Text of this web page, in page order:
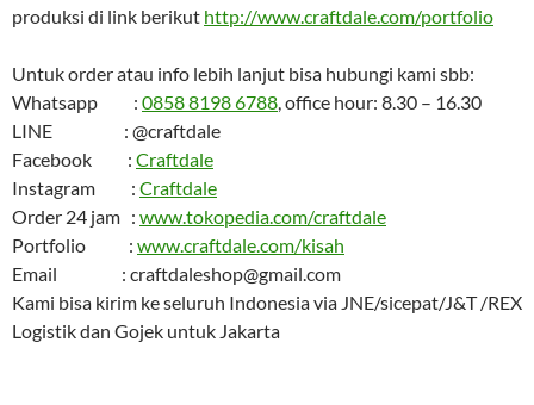
produksi di link berikut http://www.craftdale.com/portfolio
Untuk order atau info lebih lanjut bisa hubungi kami sbb:
Whatsapp : 0858 8198 6788 , office hour: 8.30 – 16.30
LINE : @craftdale
Facebook : Craftdale
Instagram : Craftdale
Order 24 jam : www.tokopedia.com/craftdale
Portfolio : www.craftdale.com/kisah
Email : craftdaleshop@gmail.com
Kami bisa kirim ke seluruh Indonesia via JNE/sicepat/J&T /REX
Logistik dan Gojek untuk Jakarta